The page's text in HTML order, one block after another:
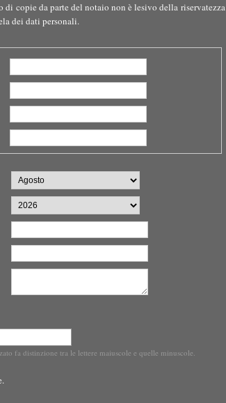
copie da parte del notaio non è lesivo della riservatezza
dei dati personali.
fa distinzione tra le lettere maiuscole e quelle minuscole.